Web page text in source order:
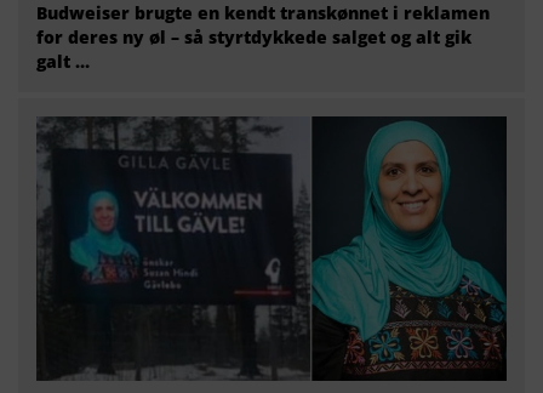
Budweiser brugte en kendt transkønnet i reklamen
for deres ny øl – så styrtdykkede salget og alt gik
galt …